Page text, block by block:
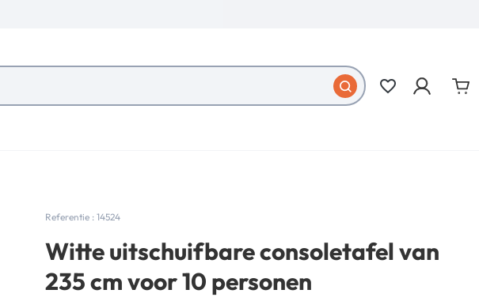
favorite_border
Referentie : 14524
Witte uitschuifbare consoletafel van
235 cm voor 10 personen